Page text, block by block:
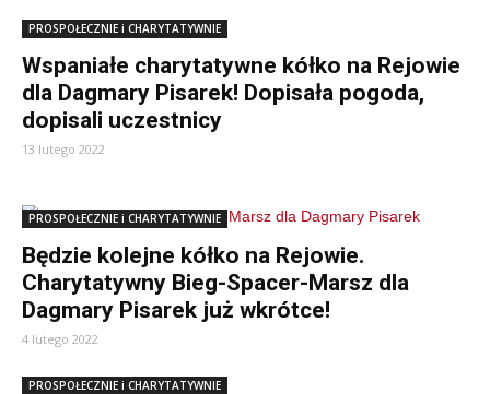
PROSPOŁECZNIE i CHARYTATYWNIE
Wspaniałe charytatywne kółko na Rejowie
dla Dagmary Pisarek! Dopisała pogoda,
dopisali uczestnicy
13 lutego 2022
PROSPOŁECZNIE i CHARYTATYWNIE
Będzie kolejne kółko na Rejowie.
Charytatywny Bieg-Spacer-Marsz dla
Dagmary Pisarek już wkrótce!
4 lutego 2022
PROSPOŁECZNIE i CHARYTATYWNIE